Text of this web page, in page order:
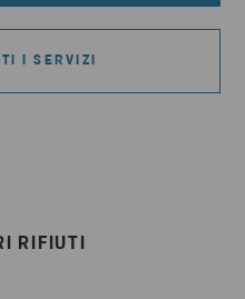
I SERVIZI
RIFIUTI